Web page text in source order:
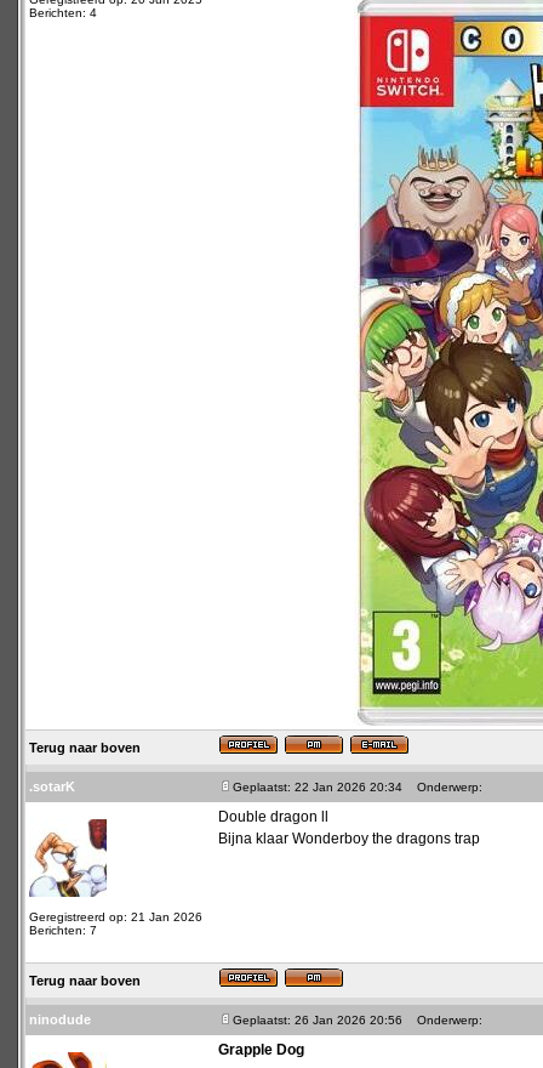
Berichten: 4
Terug naar boven
.sotarK Geplaatst: 22 Jan 2026 20:34 Onderwerp:
Geregistreerd op: 21 Jan 2026
Berichten: 7
Double dragon ll
Bijna klaar Wonderboy the dragons trap
Terug naar boven
ninodude Geplaatst: 26 Jan 2026 20:56 Onderwerp:
Grapple Dog